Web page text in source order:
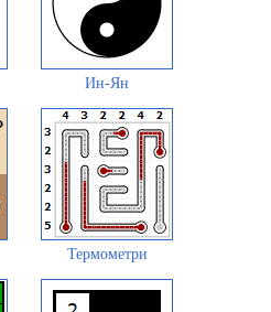
Ин-Ян
Термометри